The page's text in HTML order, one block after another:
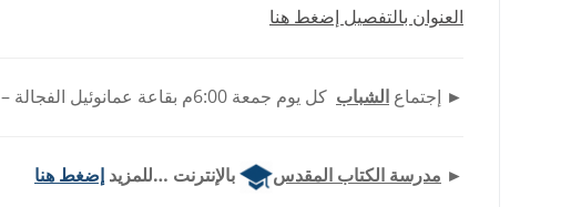
العنوان بالتفصيل إضغط هنا
► إجتماع الشباب كل يوم جمعة 6:00م بقاعة عمانوئيل الفجالة – بجوار مدرسة صحارا.
► مدرسة الكتاب المقدس بالإنترنت …للمزيد إضغط هنا